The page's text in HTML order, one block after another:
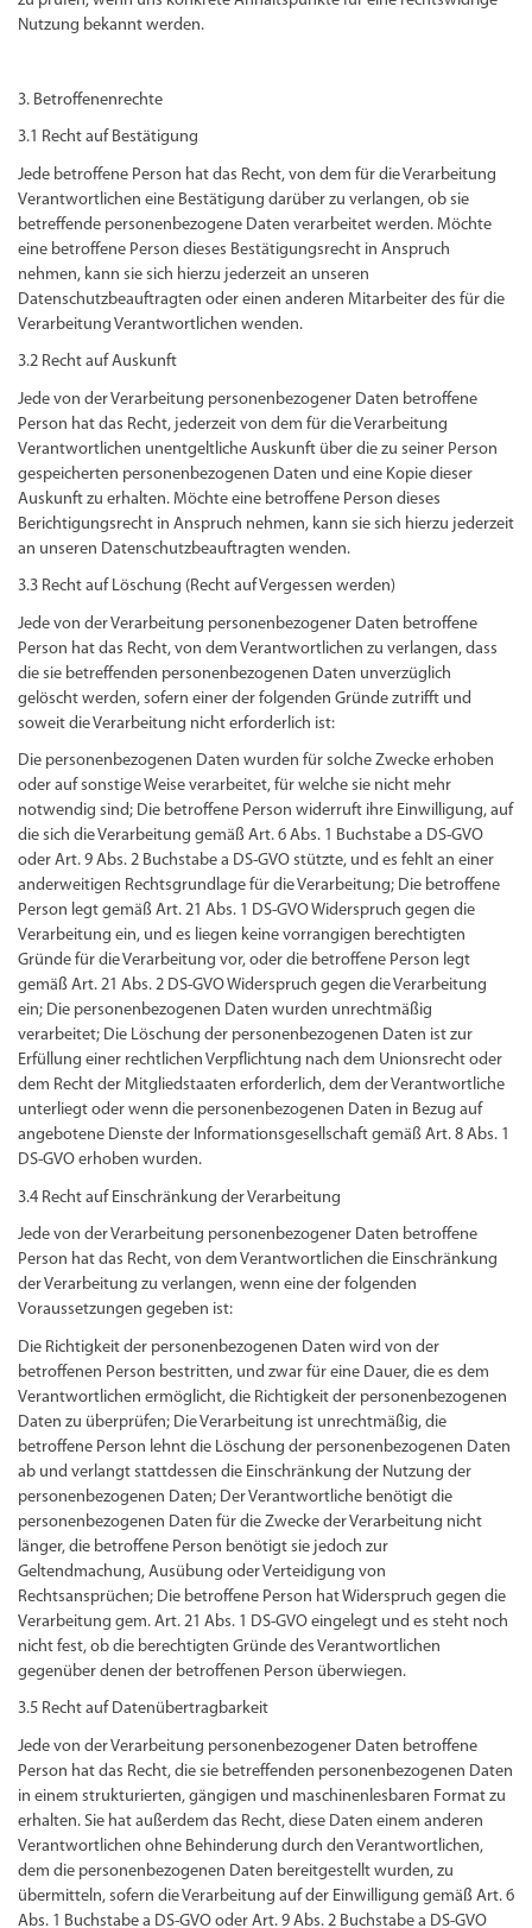
Nutzung bekannt werden.
3. Betroffenenrechte
3.1 Recht auf Bestätigung
Jede betroffene Person hat das Recht, von dem für die Verarbeitung
Verantwortlichen eine Bestätigung darüber zu verlangen, ob sie
betreffende personenbezogene Daten verarbeitet werden. Möchte
eine betroffene Person dieses Bestätigungsrecht in Anspruch
nehmen, kann sie sich hierzu jederzeit an unseren
Datenschutzbeauftragten oder einen anderen Mitarbeiter des für die
Verarbeitung Verantwortlichen wenden.
3.2 Recht auf Auskunft
Jede von der Verarbeitung personenbezogener Daten betroffene
Person hat das Recht, jederzeit von dem für die Verarbeitung
Verantwortlichen unentgeltliche Auskunft über die zu seiner Person
gespeicherten personenbezogenen Daten und eine Kopie dieser
Auskunft zu erhalten. Möchte eine betroffene Person dieses
Berichtigungsrecht in Anspruch nehmen, kann sie sich hierzu jederzeit
an unseren Datenschutzbeauftragten wenden.
3.3 Recht auf Löschung (Recht auf Vergessen werden)
Jede von der Verarbeitung personenbezogener Daten betroffene
Person hat das Recht, von dem Verantwortlichen zu verlangen, dass
die sie betreffenden personenbezogenen Daten unverzüglich
gelöscht werden, sofern einer der folgenden Gründe zutrifft und
soweit die Verarbeitung nicht erforderlich ist:
Die personenbezogenen Daten wurden für solche Zwecke erhoben
oder auf sonstige Weise verarbeitet, für welche sie nicht mehr
notwendig sind; Die betroffene Person widerruft ihre Einwilligung, auf
die sich die Verarbeitung gemäß Art. 6 Abs. 1 Buchstabe a DS-GVO
oder Art. 9 Abs. 2 Buchstabe a DS-GVO stützte, und es fehlt an einer
anderweitigen Rechtsgrundlage für die Verarbeitung; Die betroffene
Person legt gemäß Art. 21 Abs. 1 DS-GVO Widerspruch gegen die
Verarbeitung ein, und es liegen keine vorrangigen berechtigten
Gründe für die Verarbeitung vor, oder die betroffene Person legt
gemäß Art. 21 Abs. 2 DS-GVO Widerspruch gegen die Verarbeitung
ein; Die personenbezogenen Daten wurden unrechtmäßig
verarbeitet; Die Löschung der personenbezogenen Daten ist zur
Erfüllung einer rechtlichen Verpflichtung nach dem Unionsrecht oder
dem Recht der Mitgliedstaaten erforderlich, dem der Verantwortliche
unterliegt oder wenn die personenbezogenen Daten in Bezug auf
angebotene Dienste der Informationsgesellschaft gemäß Art. 8 Abs. 1
DS-GVO erhoben wurden.
3.4 Recht auf Einschränkung der Verarbeitung
Jede von der Verarbeitung personenbezogener Daten betroffene
Person hat das Recht, von dem Verantwortlichen die Einschränkung
der Verarbeitung zu verlangen, wenn eine der folgenden
Voraussetzungen gegeben ist:
Die Richtigkeit der personenbezogenen Daten wird von der
betroffenen Person bestritten, und zwar für eine Dauer, die es dem
Verantwortlichen ermöglicht, die Richtigkeit der personenbezogenen
Daten zu überprüfen; Die Verarbeitung ist unrechtmäßig, die
betroffene Person lehnt die Löschung der personenbezogenen Daten
ab und verlangt stattdessen die Einschränkung der Nutzung der
personenbezogenen Daten; Der Verantwortliche benötigt die
personenbezogenen Daten für die Zwecke der Verarbeitung nicht
länger, die betroffene Person benötigt sie jedoch zur
Geltendmachung, Ausübung oder Verteidigung von
Rechtsansprüchen; Die betroffene Person hat Widerspruch gegen die
Verarbeitung gem. Art. 21 Abs. 1 DS-GVO eingelegt und es steht noch
nicht fest, ob die berechtigten Gründe des Verantwortlichen
gegenüber denen der betroffenen Person überwiegen.
3.5 Recht auf Datenübertragbarkeit
Jede von der Verarbeitung personenbezogener Daten betroffene
Person hat das Recht, die sie betreffenden personenbezogenen Daten
in einem strukturierten, gängigen und maschinenlesbaren Format zu
erhalten. Sie hat außerdem das Recht, diese Daten einem anderen
Verantwortlichen ohne Behinderung durch den Verantwortlichen,
dem die personenbezogenen Daten bereitgestellt wurden, zu
übermitteln, sofern die Verarbeitung auf der Einwilligung gemäß Art. 6
Abs. 1 Buchstabe a DS-GVO oder Art. 9 Abs. 2 Buchstabe a DS-GVO